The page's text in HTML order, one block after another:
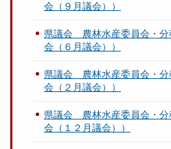
会（９月議会））
県議会 農林水産委員会・分
会（６月議会））
県議会 農林水産委員会・分
会（２月議会））
県議会 農林水産委員会・分
会（１２月議会））